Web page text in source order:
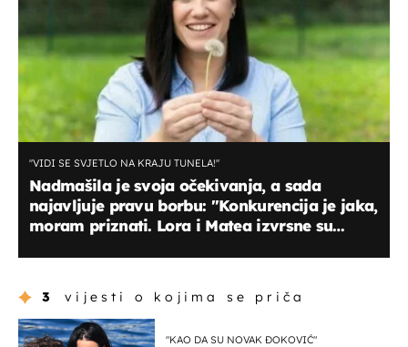
''VIDI SE SVJETLO NA KRAJU TUNELA!''
Nadmašila je svoja očekivanja, a sada
najavljuje pravu borbu: "Konkurencija je jaka,
moram priznati. Lora i Matea izvrsne su
3 vijesti o kojima se priča
"KAO DA SU NOVAK ĐOKOVIĆ"